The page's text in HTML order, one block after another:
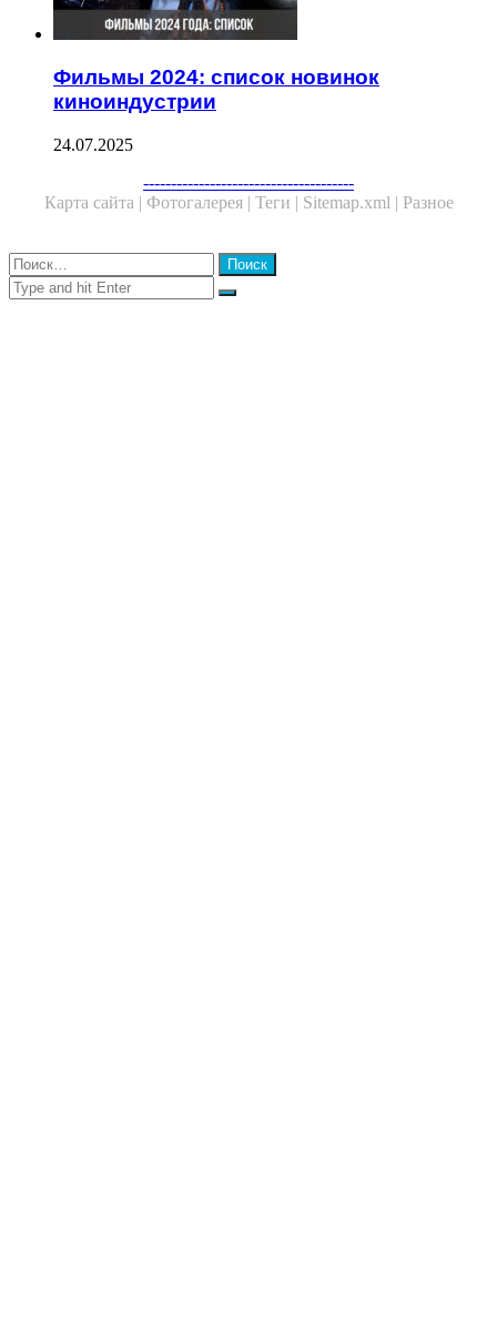
Фильмы 2024: список новинок
киноиндустрии
24.07.2025
--------------------------------------
Карта сайта | Фотогалерея | Теги | Sitemap.xml | Разное
Close
Найти:
Close
Search